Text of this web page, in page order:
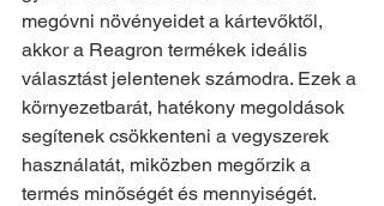
megóvni növényeidet a kártevőktől,
akkor a Reagron termékek ideális
választást jelentenek számodra. Ezek a
környezetbarát, hatékony megoldások
segítenek csökkenteni a vegyszerek
használatát, miközben megőrzik a
termés minőségét és mennyiségét.